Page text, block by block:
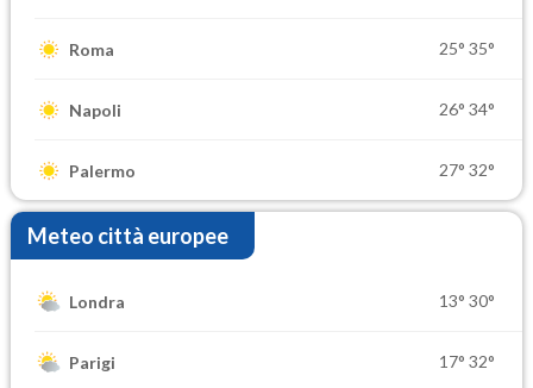
Roma 25° 35°
Napoli 26° 34°
Palermo 27° 32°
Meteo città europee
Londra 13° 30°
Parigi 17° 32°